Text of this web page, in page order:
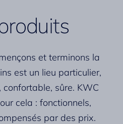
et terminons la
est un lieu particulier,
sûre. KWC
cela : fonctionnels,
par des prix.